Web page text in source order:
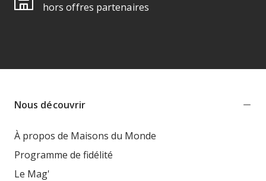
hors offres partenaires
Nous découvrir
À propos de Maisons du Monde
Programme de fidélité
Le Mag'